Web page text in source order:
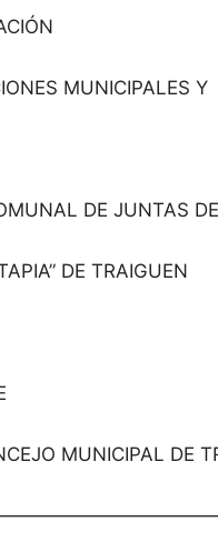
MUNICIPALES
DE JUNTAS
DE TRAIGUEN
MUNICIPAL DE